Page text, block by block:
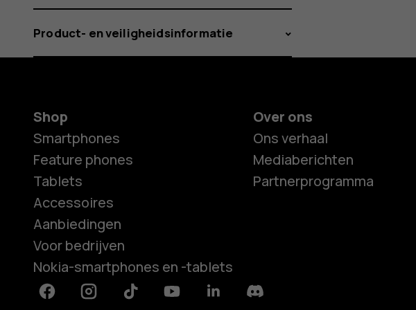
Product- en veiligheidsinformatie
Shop
Smartphones
Feature phones
Tablets
Accessoires
Aanbiedingen
Voor bedrijven
Nokia-smartphones en -tablets
Over ons
Ons verhaal
Mediaberichten
Partnerprogramma
FacebookInstagramTiktok YoutubeLinkedinDiscord